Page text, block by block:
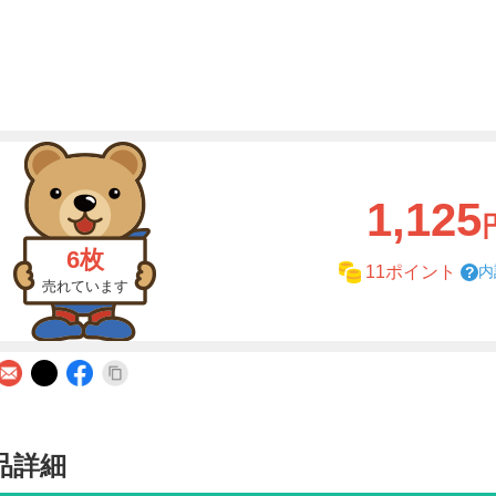
6枚
売れています
1,125
11ポイント
詳細